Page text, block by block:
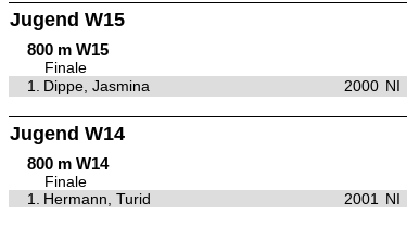
Jugend W15
800 m W15
Finale
1.
Dippe, Jasmina 2000 NI
Jugend W14
800 m W14
Finale
1.
Hermann, Turid 2001 NI